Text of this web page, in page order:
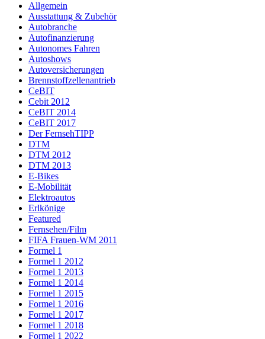
Allgemein
Ausstattung & Zubehör
Autobranche
Autofinanzierung
Autonomes Fahren
Autoshows
Autoversicherungen
Brennstoffzellenantrieb
CeBIT
Cebit 2012
CeBIT 2014
CeBIT 2017
Der FernsehTIPP
DTM
DTM 2012
DTM 2013
E-Bikes
E-Mobilität
Elektroautos
Erlkönige
Featured
Fernsehen/Film
FIFA Frauen-WM 2011
Formel 1
Formel 1 2012
Formel 1 2013
Formel 1 2014
Formel 1 2015
Formel 1 2016
Formel 1 2017
Formel 1 2018
Formel 1 2022